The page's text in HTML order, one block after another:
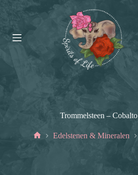
Trommelsteen – Cobalto
Edelstenen & Mineralen